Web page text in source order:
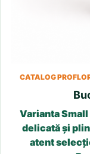
CATALOG
Varianta
delicată și
atent